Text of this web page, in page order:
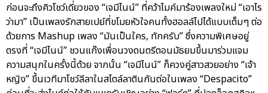
ก่อนจะถึงคิวโชว์เดี่ยวของ “เจมีไนน์” ที่คว้าไมค์มาร้องเพลงใหม่ “เอาไร
ว่ามา” เป็นเพลงรักสายเปย์ที่ขโมยหัวใจคนทั้งฮอลล์ไปได้แบบเต็มๆ ต่อ
ด้วยการ Mashup เพลง “มันเป็นใคร, ทักครับ” ซึ่งความพิเศษอยู่
ตรงที่ “เจมีไนน์” ชวนแก๊งเพื่อนวงดนตรีตอนมัธยมขึ้นมาร่วมแจม
ความสนุกในครั้งนี้ด้วย จากนั้น “เจมีไนน์” ก็ควงคู่สาวสวยอย่าง “เจ้า
หญิง” ขึ้นเวทีมาโชว์ลีลาในสไตล์ลาตินกันต่อในเพลง “Despacito”